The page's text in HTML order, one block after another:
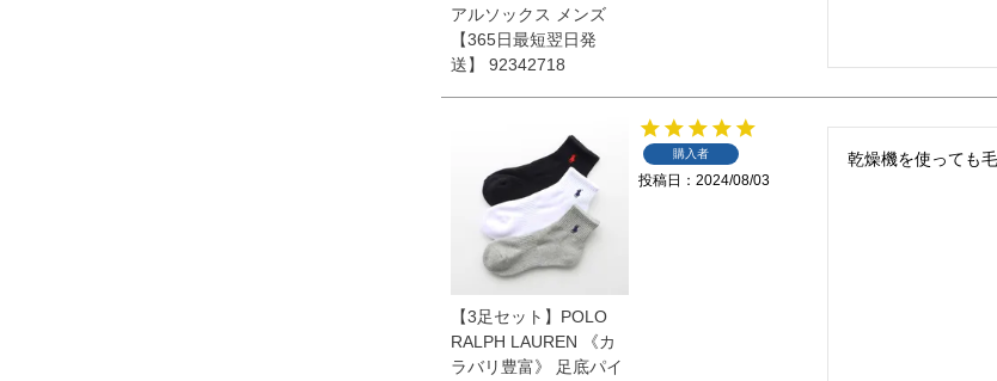
アルソックス メンズ
【365日最短翌日発
送】 92342718
【3足セット】POLO
RALPH LAUREN 《カ
ラバリ豊富》 足底パイ
購入者
投稿日 2024/08/03